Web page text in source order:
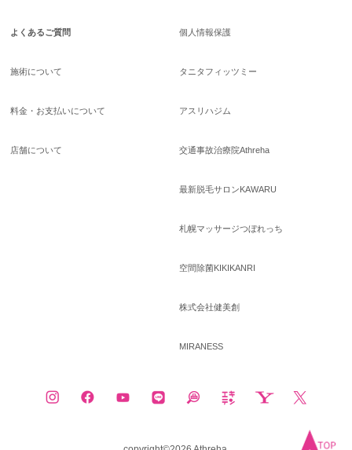
よくあるご質問
施術について
料金・お支払いについて
店舗について
個人情報保護
タニタフィッツミー
アスリハジム
交通事故治療院Athreha
最新脱毛サロンKAWARU
札幌マッサージつぼれっち
空間除菌KIKIKANRI
株式会社健美創
MIRANESS